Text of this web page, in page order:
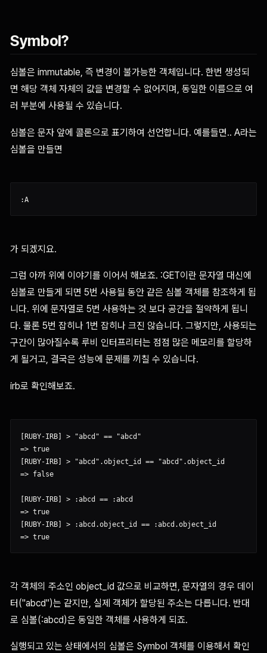
Symbol?
심볼은 immutable, 즉 변경이 불가능한 객체입니다. 한번 생성되
면 해당 객체 자체의 값을 변경할 수 없어지며, 동일한 이름으로 여
러 부분에 사용될 수 있습니다.
심볼은 문자 앞에 콜론으로 표기하여 선언합니다. 예를들면.. A라는
심볼을 만들면
가 되겠지요.
그럼 아까 위에 이야기를 이어서 해보죠. :GET이란 문자열 대신에
심볼로 만들게 되면 5번 사용될 동안 같은 심볼 객체를 참조하게 됩
니다. 위에 문자열로 5번 사용하는 것 보다 공간을 절약하게 됩니
다. 물론 5번 잡히나 1번 잡히나 크진 않습니다. 그렇지만, 사용되는
구간이 많아질수록 루비 인터프리터는 점점 많은 메모리를 할당하
게 될거고, 결국은 성능에 문제를 끼칠 수 있습니다.
irb로 확인해보죠.
[RUBY-IRB] > "abcd" == "abcd"
=> true
[RUBY-IRB] > "abcd".object_id == "abcd".object_id
=> false
[RUBY-IRB] > :abcd == :abcd
=> true
[RUBY-IRB] > :abcd.object_id == :abcd.object_id
각 객체의 주소인 object_id 값으로 비교하면, 문자열의 경우 데이
터("abcd")는 같지만, 실제 객체가 할당된 주소는 다릅니다. 반대
로 심볼(:abcd)은 동일한 객체를 사용하게 되죠.
실행되고 있는 상태에서의 심볼은 Symbol 객체를 이용해서 확인